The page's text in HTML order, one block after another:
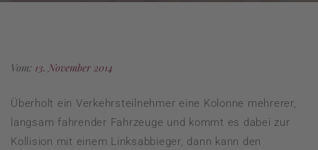
Vom: 13. November 2014
Überholt ein Verkehrsteilnehmer eine Kolonne mehrerer,
langsam fahrender Fahrzeuge und kommt es dabei zur
Kollision mit einem Linksabbieger, dann kann den